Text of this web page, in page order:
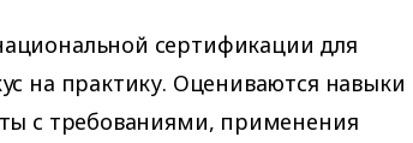
сертификации для
на практику. Оцениваются навыки
с требованиями, применения